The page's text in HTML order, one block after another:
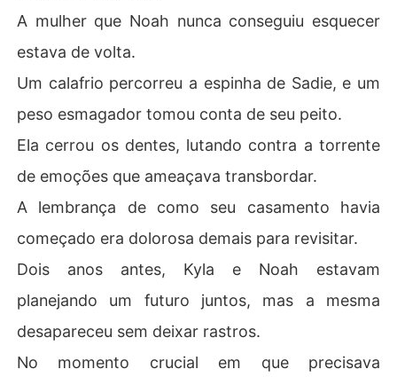
A mulher que Noah nunca conseguiu esquecer
estava de volta.
Um calafrio percorreu a espinha de Sadie, e um
peso esmagador tomou conta de seu peito.
Ela cerrou os dentes, lutando contra a torrente
de emoções que ameaçava transbordar.
A lembrança de como seu casamento havia
começado era dolorosa demais para revisitar.
Dois anos antes, Kyla e Noah estavam
planejando um futuro juntos, mas a mesma
desapareceu sem deixar rastros.
No momento crucial em que precisava